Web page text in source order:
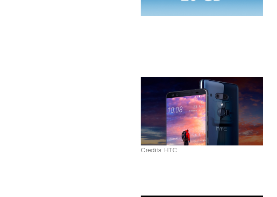
Credits: HTC